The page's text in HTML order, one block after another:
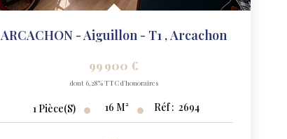
ARCACHON - Aiguillon - T1 ,Arcachon
99 900 €
dont 6,28% TTC d'honoraires
1 Pièce(s) 16 M² Réf : 2694